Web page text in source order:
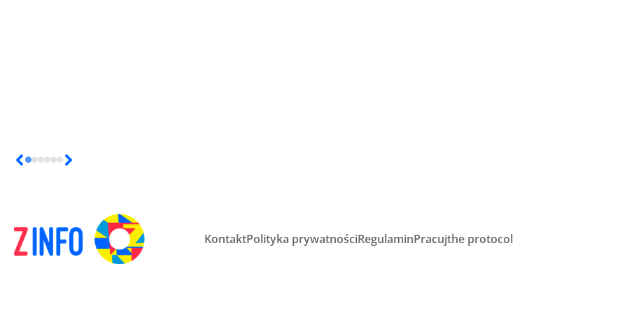
KontaktPolityka prywatnościRegulaminPracujthe protocol